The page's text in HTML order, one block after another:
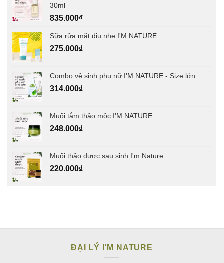
30ml
835.000₫
Sữa rửa mặt dịu nhẹ I'M NATURE
275.000₫
Combo vệ sinh phụ nữ I'M NATURE - Size lớn
314.000₫
Muối tắm thảo mộc I'M NATURE
248.000₫
Muối thảo dược sau sinh I'm Nature
220.000₫
ĐẠI LÝ I'M NATURE